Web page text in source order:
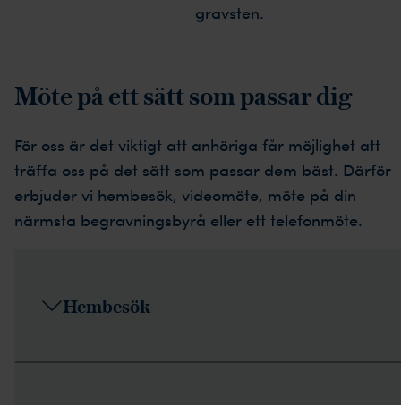
gravsten.
Möte på ett sätt som passar dig
För oss är det viktigt att anhöriga får möjlighet att
träffa oss på det sätt som passar dem bäst. Därför
erbjuder vi hembesök, videomöte, möte på din
närmsta begravningsbyrå eller ett telefonmöte.
Hembesök